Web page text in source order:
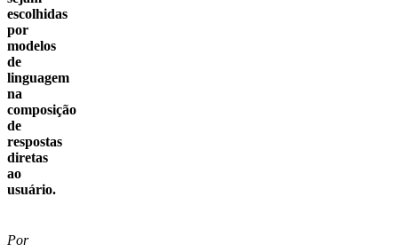
escolhidas
por
modelos
de
linguagem
na
composição
de
respostas
diretas
ao
usuário.
Por